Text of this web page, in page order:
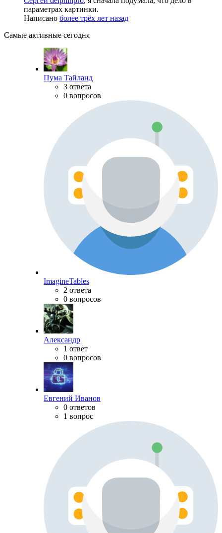
параметрах картинки.
Написано более трёх лет назад
Самые активные сегодня
Пума Тайланд
3 ответа
0 вопросов
ImagineTables
2 ответа
0 вопросов
Александр
1 ответ
0 вопросов
Евгений Иванов
0 ответов
1 вопрос